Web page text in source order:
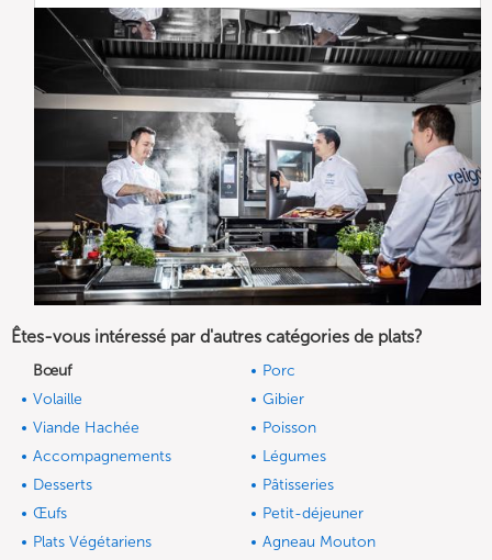
Êtes-vous intéressé par d'autres catégories de plats?
Bœuf
Porc
Volaille
Gibier
Viande Hachée
Poisson
Accompagnements
Légumes
Desserts
Pâtisseries
Œufs
Petit-déjeuner
Plats Végétariens
Agneau Mouton